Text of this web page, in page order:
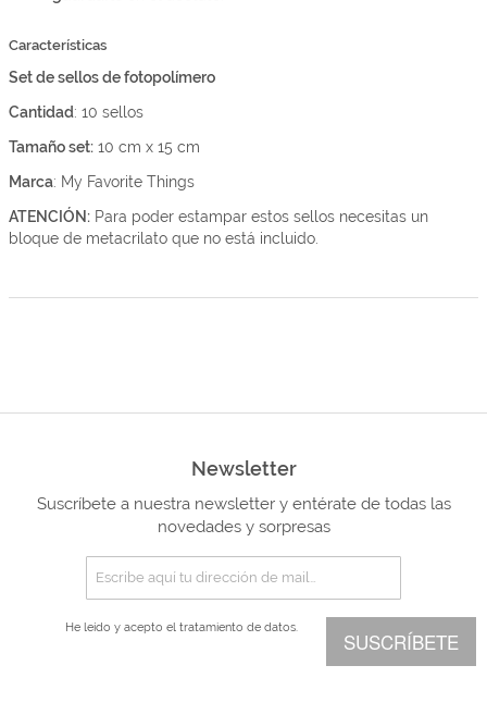
Características
Set de sellos de fotopolímero
Cantidad: 10 sellos
Tamaño set: 10 cm x 15 cm
Marca: My Favorite Things
ATENCIÓN: Para poder estampar estos sellos necesitas un
bloque de metacrilato que no está incluido.
Newsletter
Suscríbete a nuestra newsletter y entérate de todas las
novedades y sorpresas
SUSCRÍBETE
He leído y acepto el tratamiento de datos.